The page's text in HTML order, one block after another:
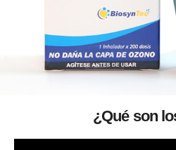
¿Qué son